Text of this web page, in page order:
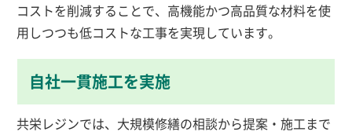
コストを削減することで、高機能かつ高品質な材料を使
用しつつも低コストな工事を実現しています。
自社一貫施工を実施
共栄レジンでは、大規模修繕の相談から提案・施工まで